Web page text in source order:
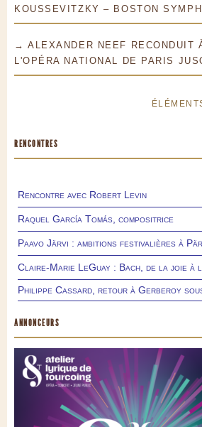
KOUSSEVITZKY – BOSTON
→ ALEXANDER NEEF RECONDUIT
L'OPÉRA NATIONAL DE PARIS
RENCONTRES
Rencontre avec Robert Levin
Raquel García Tomás, compositrice
Paavo Järvi : ambitions festivalières à
Claire-Marie LeGuay : Bach, de la joie à
Philippe Cassard, retour à Gerberoy
ANNONCEURS